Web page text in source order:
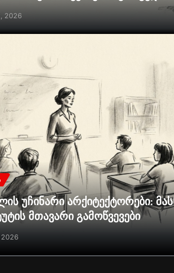
2026
უჩინარი არქიტექტორები:
მთავარი გამოწვევები
2026